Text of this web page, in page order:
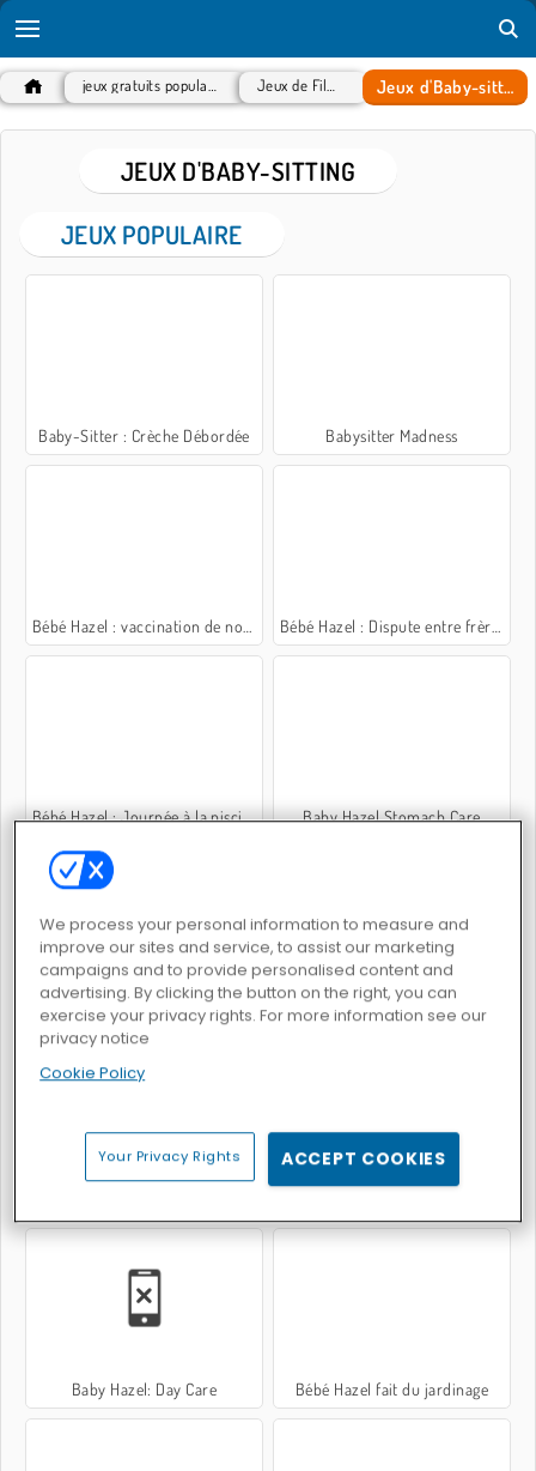
Jeux d'Baby-sitting
JEUX D'BABY-SITTING
JEUX POPULAIRE
Baby-Sitter : Crèche Débordée Babysitter Madness
Bébé Hazel : vaccination de nouveau-né Bébé Hazel : Dispute entre frère et sœur
Bébé Hazel : Journée à la piscine Baby Hazel Stomach Care
Bébé Hazel : Fête dans le jardin Bébé Hazel : méchant chat
Baby Hazel: Day Care Bébé Hazel fait du jardinage
We process your personal information to measure and
improve our sites and service, to assist our marketing
campaigns and to provide personalised content and
advertising. By clicking the button on the right, you can
exercise your privacy rights. For more information see our
privacy notice
Cookie Policy
Your Privacy Rights ACCEPT COOKIES